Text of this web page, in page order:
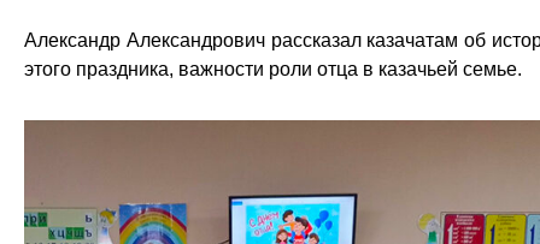
Александр Александрович рассказал казачатам об
этого праздника, важности роли отца в казачьей семье.